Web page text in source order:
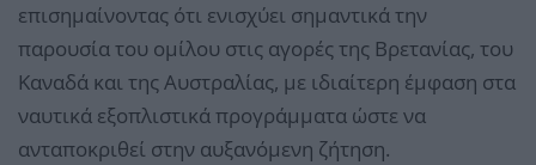
επισημαίνοντας ότι ενισχύει σημαντικά την
παρουσία του ομίλου στις αγορές της Βρετανίας, του
Καναδά και της Αυστραλίας, με ιδιαίτερη έμφαση στα
ναυτικά εξοπλιστικά προγράμματα ώστε να
ανταποκριθεί στην αυξανόμενη ζήτηση.